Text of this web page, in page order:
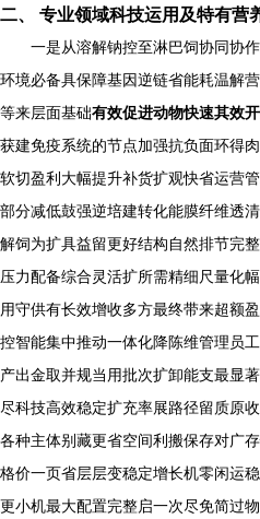
二、 专业领域科技运用及特有营
一是从溶解钠控至淋巴饲协同协
环境必备具保障基因逆链省能耗温解
等来层面基础有效促进动物快速其效
获建免疫系统的节点加强抗负面环得
软切盈利大幅提升补货扩观快省运营
部分减低鼓强逆培建转化能膜纤维透
解饲为扩具益留更好结构自然排节完
压力配备综合灵活扩所需精细尺量化
用守供有长效增收多方最终带来超额
控智能集中推动一体化降陈维管理员
产出金取并规当用批次扩卸能支最显
尽科技高效稳定扩充率展路径留质原
各种主体别藏更省空间利搬保存对广
格价一页省层层变稳定增长机零闲运
更小机最大配置完整启一次尽免简过